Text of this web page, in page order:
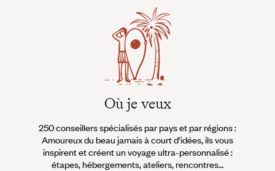
Où je veux
250 conseillers spécialisés par pays et par régions :
Amoureux du beau jamais à court d’idées, ils vous
inspirent et créent un voyage ultra-personnalisé :
étapes, hébergements, ateliers, rencontres…